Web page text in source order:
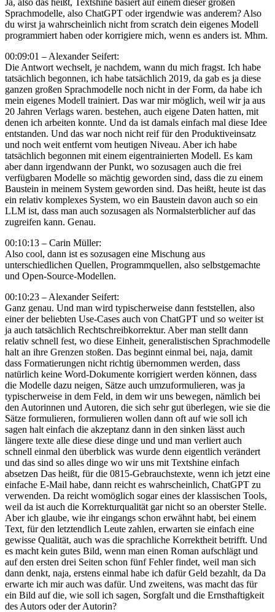
Ja, also das heißt, Textshine basiert auf einem dieser großen
Sprachmodelle, also ChatGPT oder irgendwie was anderem? Also
du wirst ja wahrscheinlich nicht from scratch dein eigenes Modell
programmiert haben oder korrigiere mich, wenn es anders ist. Mhm.
00:09:01 – Alexander Seifert:
Die Antwort wechselt, je nachdem, wann du mich fragst. Ich habe
tatsächlich begonnen, ich habe tatsächlich 2019, da gab es ja diese
ganzen großen Sprachmodelle noch nicht in der Form, da habe ich
mein eigenes Modell trainiert. Das war mir möglich, weil wir ja aus
20 Jahren Verlags waren. bestehen, auch eigene Daten hatten, mit
denen ich arbeiten konnte. Und da ist damals einfach mal diese Idee
entstanden. Und das war noch nicht reif für den Produktiveinsatz
und noch weit entfernt vom heutigen Niveau. Aber ich habe
tatsächlich begonnen mit einem eigentrainierten Modell. Es kam
aber dann irgendwann der Punkt, wo sozusagen auch die frei
verfügbaren Modelle so mächtig geworden sind, dass die zu einem
Baustein in meinem System geworden sind. Das heißt, heute ist das
ein relativ komplexes System, wo ein Baustein davon auch so ein
LLM ist, dass man auch sozusagen als Normalsterblicher auf das
zugreifen kann. Genau.
00:10:13 – Carin Müller:
Also cool, dann ist es sozusagen eine Mischung aus
unterschiedlichen Quellen, Programmquellen, also selbstgemachte
und Open-Source-Modellen.
00:10:23 – Alexander Seifert:
Ganz genau. Und man wird typischerweise dann feststellen, also
einer der beliebten Use-Cases auch von ChatGPT und so weiter ist
ja auch tatsächlich Rechtschreibkorrektur. Aber man stellt dann
relativ schnell fest, wo diese Einheit, generalistischen Sprachmodelle
halt an ihre Grenzen stoßen. Das beginnt einmal bei, naja, damit
dass Formatierungen nicht richtig übernommen werden, dass
natürlich keine Word-Dokumente korrigiert werden können, dass
die Modelle dazu neigen, Sätze auch umzuformulieren, was ja
typischerweise in dem Feld, in dem wir uns bewegen, nämlich bei
den Autorinnen und Autoren, die sich sehr gut überlegen, wie sie die
Sätze formulieren, formulieren wollen dann oft auf wie soll ich
sagen halt einfach die akzeptanz dann in den sinken lässt auch
längere texte alle diese diese dinge und und man verliert auch
schnell einmal den überblick was wurde denn eigentlich verändert
und das sind so alles dinge wo wir uns mit Textshine einfach
absetzen Das heißt, für die 0815-Gebrauchstexte, wenn ich jetzt eine
einfache E-Mail habe, dann reicht es wahrscheinlich, ChatGPT zu
verwenden. Da reicht womöglich sogar eines der klassischen Tools,
weil da ist auch die Korrekturqualität gar nicht so an oberster Stelle.
Aber ich glaube, wie ihr eingangs schon erwähnt habt, bei einem
Text, für den letztendlich Leute zahlen, erwarten sie einfach eine
gewisse Qualität, auch was die sprachliche Korrektheit betrifft. Und
es macht kein gutes Bild, wenn man einen Roman aufschlägt und
auf den ersten drei Seiten schon fünf Fehler findet, weil man sich
dann denkt, naja, erstens einmal habe ich dafür Geld bezahlt, da Da
erwarte ich mir auch was dafür. Und zweitens, was macht das für
ein Bild auf die, wie soll ich sagen, Sorgfalt und die Ernsthaftigkeit
des Autors oder der Autorin?